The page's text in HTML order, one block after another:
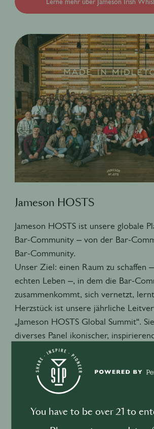
Jameson HOSTS
Jameson HOSTS ist unsere globale
Bar-Community – von der Bar-
Bar-Community.
Unser Ziel: einen Raum zu schaffen
echten Leben –, in dem die Bar-
zusammenkommt, sich vernetzt,
Herzstück ist unsere jährliche
„Jameson HOSTS Global Summit“.
diverses Panel ikonischer,
Sprecher*innen und deckt ein breites
Themenspektrum ab: hinter, an und
– flankiert vom Besten, was irische
Hospitality zu bieten haben.
Zugang über den Wettbewerb
You have to be over 21 to